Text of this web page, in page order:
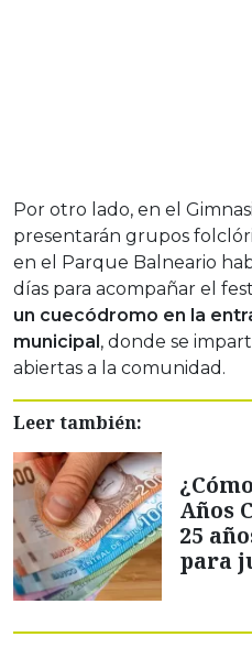
Por otro lado, en el
presentarán grupos
en el Parque Balneario
días para acompañar el
un cuecódromo en la
municipal , donde se
abiertas a la comunidad.
Leer también:
Años
25
para